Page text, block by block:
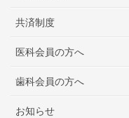
共済制度
医科会員の方へ
歯科会員の方へ
お知らせ